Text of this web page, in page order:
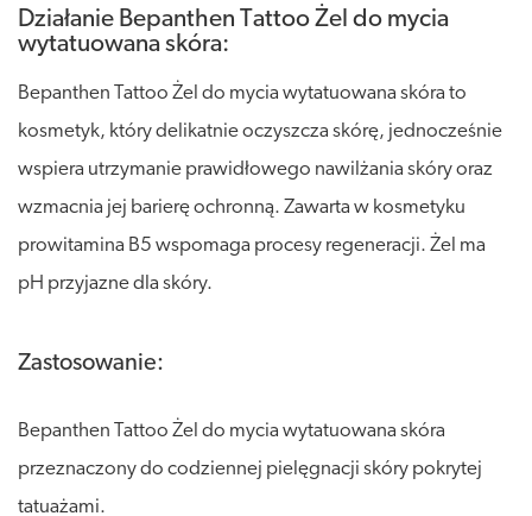
Działanie Bepanthen Tattoo Żel do mycia
wytatuowana skóra:
Bepanthen Tattoo Żel do mycia wytatuowana skóra to
kosmetyk, który delikatnie oczyszcza skórę, jednocześnie
wspiera utrzymanie prawidłowego nawilżania skóry oraz
wzmacnia jej barierę ochronną. Zawarta w kosmetyku
prowitamina B5 wspomaga procesy regeneracji. Żel ma
pH przyjazne dla skóry.
Zastosowanie:
Bepanthen Tattoo Żel do mycia wytatuowana skóra
przeznaczony do codziennej pielęgnacji skóry pokrytej
tatuażami.